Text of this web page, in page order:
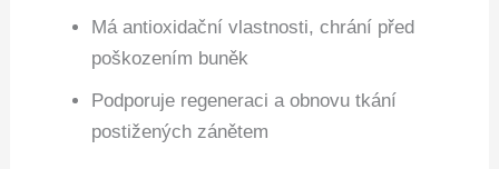
Má antioxidační vlastnosti, chrání před
poškozením buněk
Podporuje regeneraci a obnovu tkání
postižených zánětem